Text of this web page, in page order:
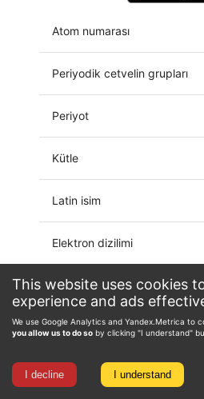
This website uses cookies
experience and ads
We use Google Analytics and Yandex.Metrica to
you allow us to do so by clicking "I understand"
I decline I understand
Atom numarası
Periyodik cetvelin grupları
Periyot
Kütle
Latin isim
Elektron dizilimi
Paslanma durumu